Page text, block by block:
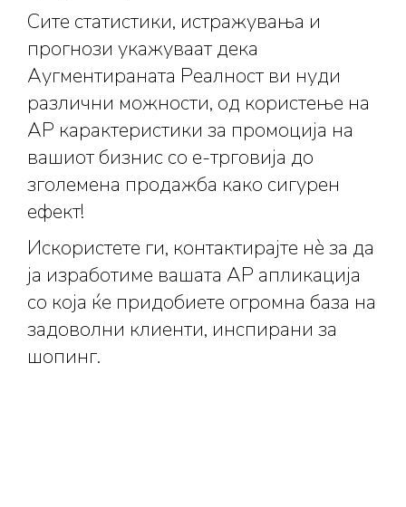
Сите статистики, истражувања и
прогнози укажуваат дека
Аугментираната Реалност ви нуди
различни можности, од користење на
АР карактеристики за промоција на
вашиот бизнис со е-трговија до
зголемена продажба како сигурен
ефект!
Искористете ги, контактирајте нè за да
ја изработиме вашата АР апликација
со која ќе придобиете огромна база на
задоволни клиенти, инспирани за
шопинг.